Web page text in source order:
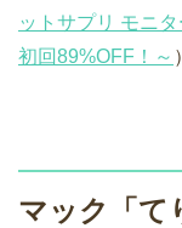
ットサプリ モニ
初回89%OFF！～ ）
マック「て